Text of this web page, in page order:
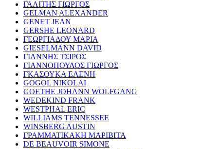
ΓΑΛΙΤΗΣ ΓΙΩΡΓΟΣ
GELMAN ALEXANDER
GENET JEAN
GERSHE LEONARD
ΓΕΩΡΓΙΑΔΟΥ ΜΑΡΙΑ
GIESELMANN DAVID
ΓΙΑΝΝΗΣ ΤΣΙΡΟΣ
ΓΙΑΝΝΟΠΟΥΛΟΣ ΓΙΩΡΓΟΣ
ΓΚΑΣΟΥΚΑ ΕΛΕΝΗ
GOGOL NIKOLAI
GOETHE JOHANN WOLFGANG
WEDEKIND FRANK
WESTPHAL ERIC
WILLIAMS TENNESSEE
WINSBERG AUSTIN
ΓΡΑΜΜΑΤΙΚΑΚΗ ΜΑΡΙΒΙΤΑ
DE BEAUVOIR SIMONE